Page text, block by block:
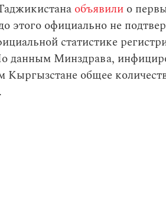
объявили о
этого официально не
статистике
данным Минздрава,
Кыргызстане общее